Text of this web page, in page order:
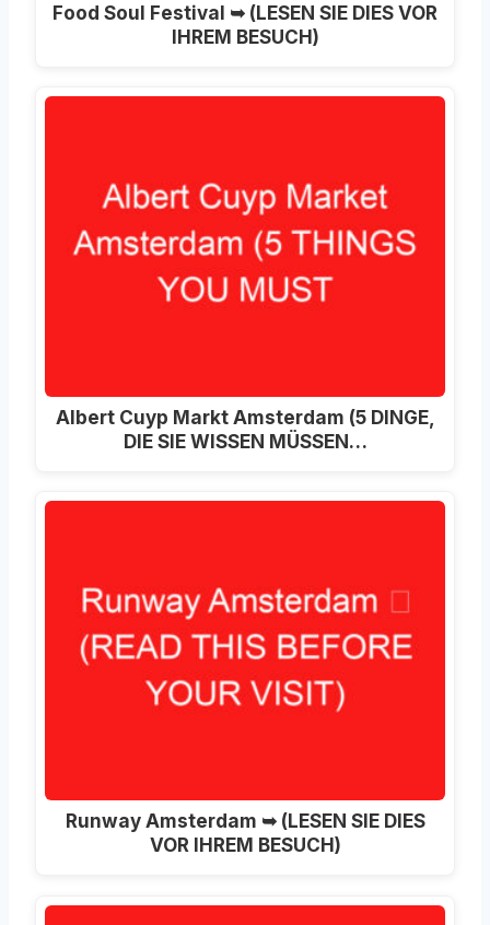
Food Soul Festival ➥ (LESEN SIE DIES VOR
IHREM BESUCH)
Albert Cuyp Markt Amsterdam (5 DINGE,
DIE SIE WISSEN MÜSSEN…
Runway Amsterdam ➥ (LESEN SIE DIES
VOR IHREM BESUCH)